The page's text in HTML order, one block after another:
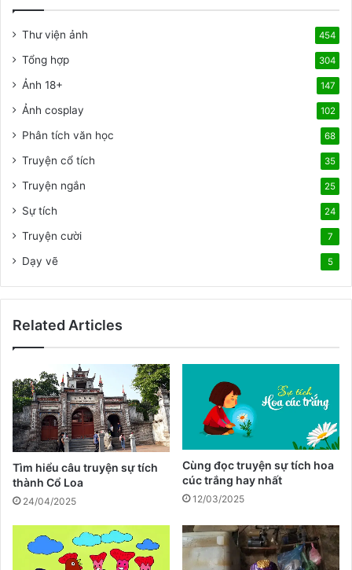
N
h
t
đ
ầ
c
ủ
s
ố
v
y
v
ọ
g
Thư viện ảnh 454
Tổng hợp 304
Ảnh 18+ 147
Ảnh cosplay 102
Phân tích văn học 68
Truyện cổ tích 35
Truyện ngắn 25
Sự tích 24
Truyện cười 7
Dạy vẽ 5
Related Articles
Tìm hiểu câu truyện sự tích
thành Cổ Loa
24/04/2025
Cùng đọc truyện sự tích hoa
cúc trắng hay nhất
12/03/2025